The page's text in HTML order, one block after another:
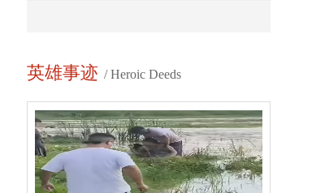
英雄事迹 / Heroic Deeds